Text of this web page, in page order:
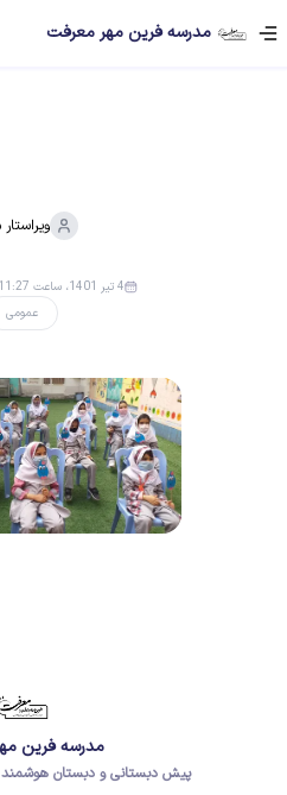
مدرسه فرین مهر معرفت
ویراستار
عمومی
4 تیر 1401، ساعت 11:27
مدرسه فرین
پیش دبستانی و دبستان هوشمند